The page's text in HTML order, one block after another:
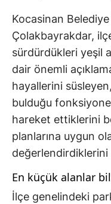
Kocasinan
Çolakbayrakdar,
sürdürdükleri yeşil
dair önemli
hayallerini
bulduğu
hareket ettiklerini
planlarına uygun
değerlendirdiklerini
En küçük alanlar
İlçe genelindeki